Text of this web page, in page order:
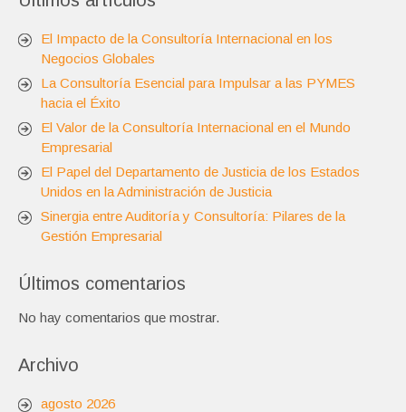
El Impacto de la Consultoría Internacional en los
Negocios Globales
La Consultoría Esencial para Impulsar a las PYMES
hacia el Éxito
El Valor de la Consultoría Internacional en el Mundo
Empresarial
El Papel del Departamento de Justicia de los Estados
Unidos en la Administración de Justicia
Sinergia entre Auditoría y Consultoría: Pilares de la
Gestión Empresarial
Últimos comentarios
No hay comentarios que mostrar.
Archivo
agosto 2026